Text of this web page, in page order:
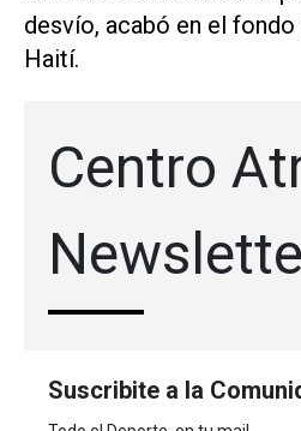
desvío, ‌acabó en el
Haití.